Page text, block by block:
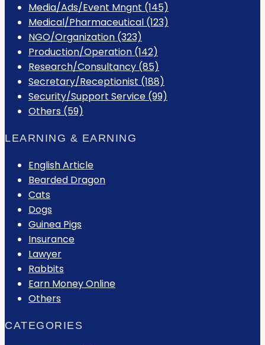
Media/Ads/Event Mngnt (145)
Medical/Pharmaceutical (123)
NGO/Organization (323)
Production/Operation (142)
Research/Consultancy (85)
Secretary/Receptionist (188)
Security/Support Service (99)
Others (59)
LEARNING & EARNING
English Article
Bearded Dragon
Cats
Dogs
Guinea Pigs
Insurance
Lawyer
Rabbits
Earn Money Online
Others
CATEGORIES